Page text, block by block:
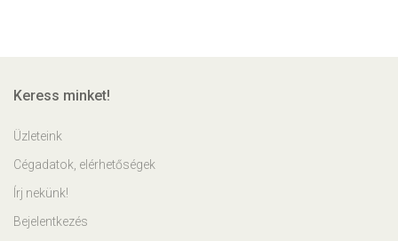
Keress minket!
Üzleteink
Cégadatok, elérhetőségek
Írj nekünk!
Bejelentkezés